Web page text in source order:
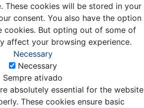
These cookies will be stored in your
consent. You also have the option
But opting out of some of
affect your browsing experience.
Necessary
Necessary
Sempre ativado
absolutely essential for the website
These cookies ensure basic